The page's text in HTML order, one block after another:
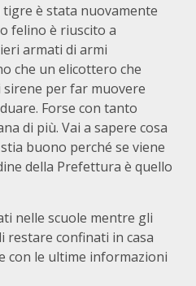
tigre è stata nuovamente
felino è riuscito a
armati di armi
che un elicottero che
per far muovere
Forse con tanto
di più. Vai a sapere cosa
buono perché se viene
della Prefettura è quello
nelle scuole mentre gli
restare confinati in casa
con le ultime informazioni